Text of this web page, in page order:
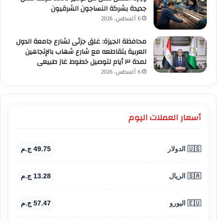
جديدة بشركة النساجون الشرقيون
6 أغسطس، 2026
محافظة الجيزة: غلق جزئى لشارع جامعة الدول
العربية بتقاطعه مع شارع شهاب بالإتجاهين
لمدة ٣ أيام لتوصيل خطوط غاز طبيعى
6 أغسطس، 2026
أسعار العملات اليوم
🇺🇸 الدولار 49.75 ج.م
🇸🇦 الريال 13.28 ج.م
🇪🇺 اليورو 57.47 ج.م